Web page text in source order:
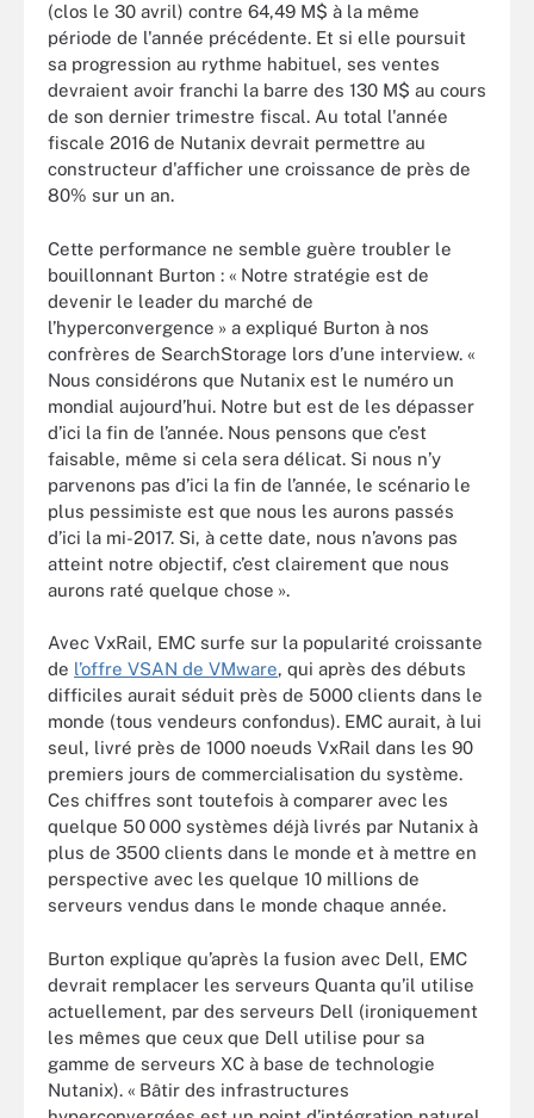
(clos le 30 avril) contre 64,49 M$ à la même
période de l'année précédente. Et si elle poursuit
sa progression au rythme habituel, ses ventes
devraient avoir franchi la barre des 130 M$ au cours
de son dernier trimestre fiscal. Au total l'année
fiscale 2016 de Nutanix devrait permettre au
constructeur d'afficher une croissance de près de
80% sur un an.
Cette performance ne semble guère troubler le
bouillonnant Burton : « Notre stratégie est de
devenir le leader du marché de
l’hyperconvergence » a expliqué Burton à nos
confrères de SearchStorage lors d’une interview. «
Nous considérons que Nutanix est le numéro un
mondial aujourd’hui. Notre but est de les dépasser
d’ici la fin de l’année. Nous pensons que c’est
faisable, même si cela sera délicat. Si nous n’y
parvenons pas d’ici la fin de l’année, le scénario le
plus pessimiste est que nous les aurons passés
d’ici la mi-2017. Si, à cette date, nous n’avons pas
atteint notre objectif, c’est clairement que nous
aurons raté quelque chose ».
Avec VxRail, EMC surfe sur la popularité croissante
de l’offre VSAN de VMware, qui après des débuts
difficiles aurait séduit près de 5000 clients dans le
monde (tous vendeurs confondus). EMC aurait, à lui
seul, livré près de 1000 noeuds VxRail dans les 90
premiers jours de commercialisation du système.
Ces chiffres sont toutefois à comparer avec les
quelque 50 000 systèmes déjà livrés par Nutanix à
plus de 3500 clients dans le monde et à mettre en
perspective avec les quelque 10 millions de
serveurs vendus dans le monde chaque année.
Burton explique qu’après la fusion avec Dell, EMC
devrait remplacer les serveurs Quanta qu’il utilise
actuellement, par des serveurs Dell (ironiquement
les mêmes que ceux que Dell utilise pour sa
gamme de serveurs XC à base de technologie
Nutanix). « Bâtir des infrastructures